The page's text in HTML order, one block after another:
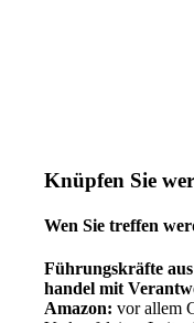
Knüpfen Sie
Wen Sie treffen
Führungskräfte
handel mit
Amazon:vor allem